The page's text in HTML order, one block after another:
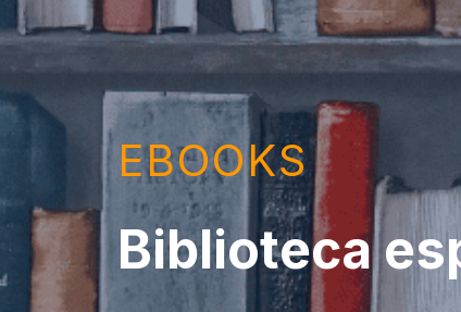
EBOOKS
Biblioteca